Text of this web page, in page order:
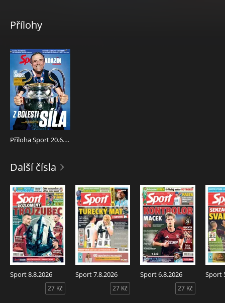
Přílohy
Příloha Sport 20.6.2025
Další čísla
Sport 8.8.2026
27 Kč
Sport 7.8.2026
27 Kč
Sport 6.8.2026
27 Kč
Sport